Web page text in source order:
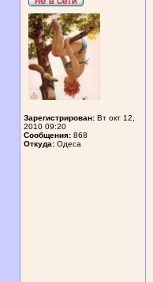
Зарегистрирован: Вт окт 12,
2010 09:20
Сообщения: 868
Откуда: Одеса